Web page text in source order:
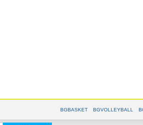
BGBASKET BGVOLLEYBALL